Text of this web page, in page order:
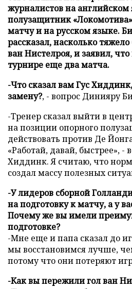
журналистов на
полузащитник
матчу и на русском языке.
рассказал, насколько
ван Нистелроя, и заявил,
турнире еще два матча.
-Что сказал вам Гус
замену?, - вопрос Динияру
-Тренер сказал выйти в
на позиции опорного
действовать против Де
«Работай, давай, быстрее», -
Хиддинк. Я считаю, что
создал массу полезных
-У лидеров сборной
на подготовку к матчу, а у
Почему же вы имели
подготовке?
-Мне еще и папа сказал до
мы восстановимся лучше,
потому что они потеряют
-Как вы пережили гол ван